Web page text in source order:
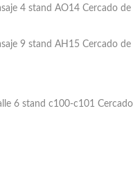
4 stand AO14 Cercado de
9 stand AH15 Cercado de
6 stand c100-c101 Cercado